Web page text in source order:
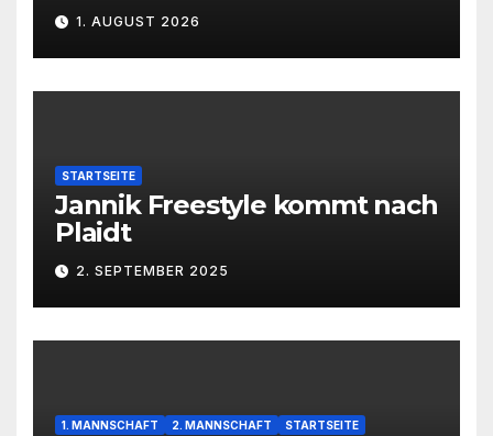
1. AUGUST 2026
STARTSEITE
Jannik Freestyle kommt nach
Plaidt
2. SEPTEMBER 2025
1. MANNSCHAFT 2. MANNSCHAFT STARTSEITE